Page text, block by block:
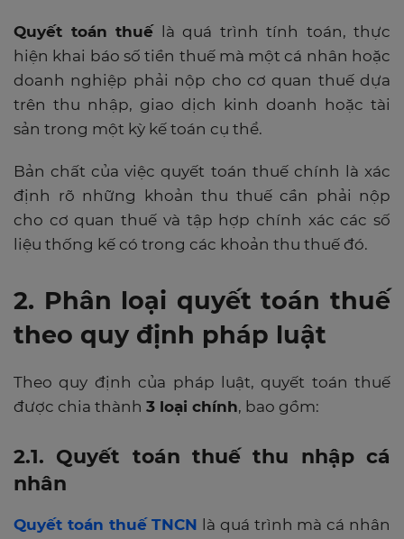
Quyết toán thuế là quá trình tính toán, thực
hiện khai báo số tiền thuế mà một cá nhân hoặc
doanh nghiệp phải nộp cho cơ quan thuế dựa
trên thu nhập, giao dịch kinh doanh hoặc tài
sản trong một kỳ kế toán cụ thể.
Bản chất của việc quyết toán thuế chính là xác
định rõ những khoản thu thuế cần phải nộp
cho cơ quan thuế và tập hợp chính xác các số
liệu thống kế có trong các khoản thu thuế đó.
2. Phân loại quyết toán thuế
theo quy định pháp luật
Theo quy định của pháp luật, quyết toán thuế
được chia thành 3 loại chính, bao gồm:
2.1. Quyết toán thuế thu nhập cá
nhân
Quyết toán thuế TNCN là quá trình mà cá nhân